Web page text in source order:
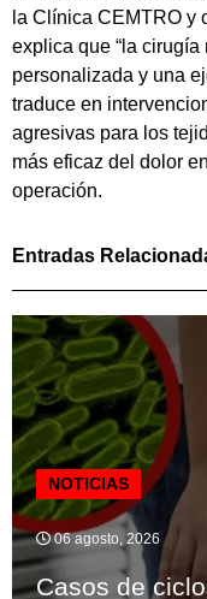
la Clínica CEMTRO y
explica que “la
personalizada y una
traduce en
agresivas para los
más eficaz del dolor
operación.
Entradas
NOTICIAS
06 agosto, 2026
Casos de